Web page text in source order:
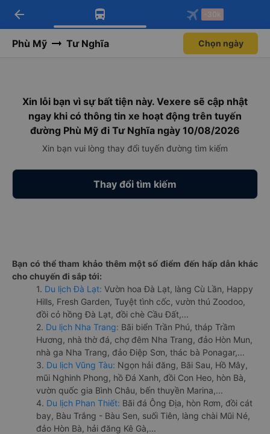
Tải app Vexere ngay!
Nhận ưu đãi thành viên độc
Mở app
Tải app Vexere
-30k/ghế khi đặt vé máy bay qua
Mở app
arrow_back -30k
Phù Mỹ Tư Nghĩa Chọn ngày
Xin lỗi bạn vì sự bất tiện này. Vexere sẽ cập nhật
ngay khi có thông tin xe hoạt động trên tuyến
đường Phù Mỹ đi Tư Nghĩa ngày 10/08/2026
Xin bạn vui lòng thay đổi tuyến đường tìm kiếm
Thay đổi tìm kiếm
Bạn có thể tham khảo thêm một số điểm đến hấp dẫn khác
cho chuyến đi sắp tới:
1. Du lịch Đà Lạt: Vườn hoa Đà Lạt, làng Cù Lần, Happy
Hills, Fresh Garden, Tuyệt tình cốc, vườn thú Zoodoo,
đồi cỏ hồng Đà Lạt, đồi chè Cầu Đất,...
2. Du lịch Nha Trang: Bãi biển Trần Phú, tháp Trầm
Hương, nhà thờ đá, chợ đêm Nha Trang, đảo Hòn Mun,
nhà ga Nha Trang, đảo Điệp Sơn, thác bà Ponagar,...
3. Du lịch Vũng Tàu: Ngọn hải đăng, Bãi Sau, Hồ Mây,
mũi Nghinh Phong, hồ Đá Xanh, đồi Con Heo, hòn Bà,
vườn quốc gia Bình Châu, bến thuyền Marina,...
4. Du lịch Phan Thiết: Bãi đá Ông Địa, hòn Rơm, đồi cát
bay, Bàu Trắng - Bàu Sen, suối Tiên, làng chài Mũi Né,
đảo Hòn Bà, hải đăng Kê Gà,...